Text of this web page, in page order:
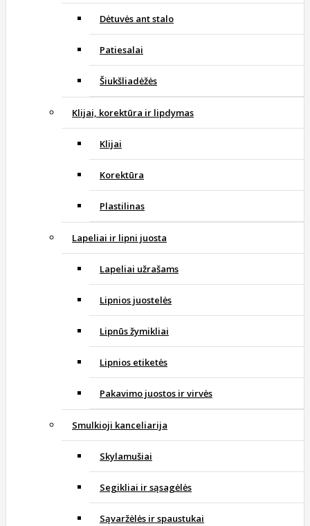
Dėtuvės ant stalo
Patiesalai
Šiukšliadėžės
Klijai, korektūra ir lipdymas
Klijai
Korektūra
Plastilinas
Lapeliai ir lipni juosta
Lapeliai užrašams
Lipnios juostelės
Lipnūs žymikliai
Lipnios etiketės
Pakavimo juostos ir virvės
Smulkioji kanceliarija
Skylamušiai
Segikliai ir sąsagėlės
Sąvaržėlės ir spaustukai